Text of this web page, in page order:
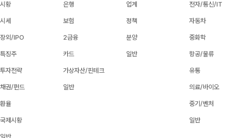
시황
시세
장외/IPO
특징주
투자전략
채권/펀드
환율
국제시황
은행
보험
2금융
카드
가상자산/핀테크
일반
업계
정책
분양
일반
전자/통신/IT
자동차
중화학
항공/물류
유통
의료/바이오
중기/벤처
일반